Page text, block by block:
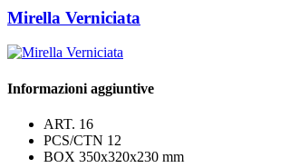
Mirella Verniciata
Informazioni aggiuntive
ART. 16
PCS/CTN 12
BOX 350x320x230 mm